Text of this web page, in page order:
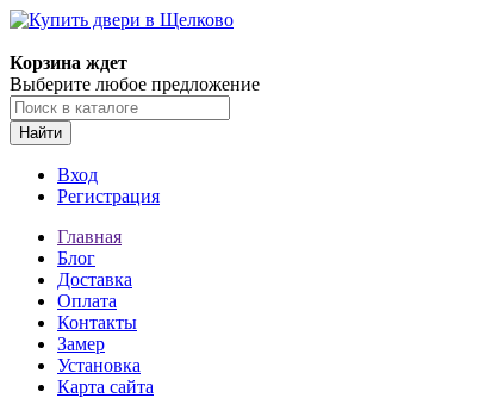
Корзина ждет
Выберите любое предложение
Найти
Вход
Регистрация
Главная
Блог
Доставка
Оплата
Контакты
Замер
Установка
Карта сайта